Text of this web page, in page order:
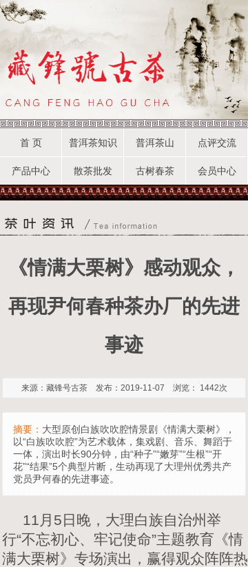
首 页 普洱茶知识 普洱茶山 点评交流
产品中心 散茶批发 古树春茶 会员中心
《情满大栗树》感动观众，
再现尹何春种茶办厂的先进
事迹
来源：藏锋号古茶 发布：2019-11-07 浏览： 1442次
摘要： 大型原创白族吹吹腔情景剧《情满大栗树》，
以“白族吹吹腔”为艺术载体，集戏剧、音乐、舞蹈于
一体，演出时长90分钟，由“种子”“嫩芽”“生根”“开
花”“结果”5个典型片断，生动再现了大理州优秀共产
党员尹何春的先进事迹。
11月5日晚，大理白族自治州举
行“不忘初心、牢记使命”主题教育《情
满大栗树》专场演出，赢得观众阵阵热